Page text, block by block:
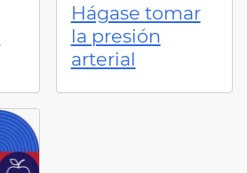
Hágase tomar
la presión
arterial